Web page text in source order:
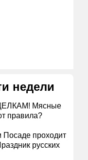
недели
Мясные
правила?
Посаде проходит
русских